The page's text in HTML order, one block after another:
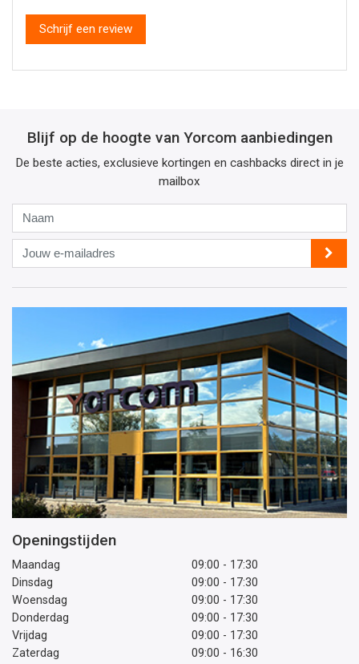
Schrijf een review
Blijf op de hoogte van Yorcom aanbiedingen
De beste acties, exclusieve kortingen en cashbacks direct in je
mailbox
Jouw
e-
mailadres
Openingstijden
Maandag
09:00 - 17:30
Dinsdag
09:00 - 17:30
Woensdag
09:00 - 17:30
Donderdag
09:00 - 17:30
Vrijdag
09:00 - 17:30
Zaterdag
09:00 - 16:30